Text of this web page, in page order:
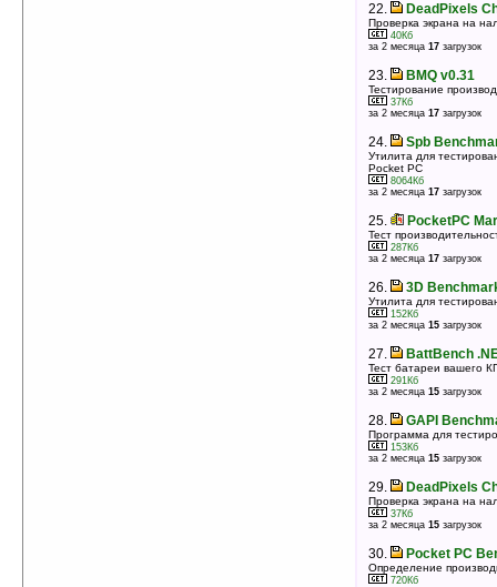
22. DeadPixels
Проверка экрана на
40Кб
за 2 месяца 17 загрузок
23. BMQ v0.31
Тестирование
37Кб
за 2 месяца 17 загрузок
24. Spb
Утилита для
Pocket PC
8064Кб
за 2 месяца 17 загрузок
25. PocketPC
Тест
287Кб
за 2 месяца 17 загрузок
26. 3D
Утилита для
152Кб
за 2 месяца 15 загрузок
27. BattBench
Тест батареи вашего
291Кб
за 2 месяца 15 загрузок
28. GAPI
Программа для
153Кб
за 2 месяца 15 загрузок
29. DeadPixels
Проверка экрана на
37Кб
за 2 месяца 15 загрузок
30. Pocket PC
Определение
720Кб